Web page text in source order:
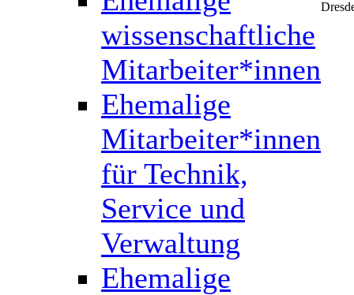
wissenschaftliche
Mitarbeiter*innen
Ehemalige
Mitarbeiter*innen
für Technik,
Service und
Verwaltung
Ehemalige